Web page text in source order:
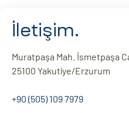
İletişim.
Muratpaşa Mah. İsmetpaşa
25100 Yakutiye/Erzurum
+90 (505) 109 7979